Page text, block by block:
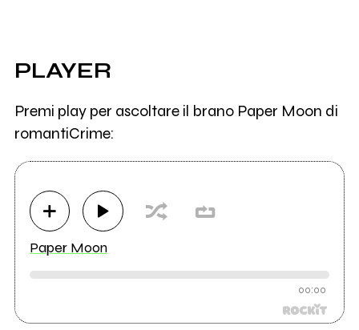
PLAYER
Premi play per ascoltare il brano Paper Moon di
romantiCrime:
Paper Moon
00:00